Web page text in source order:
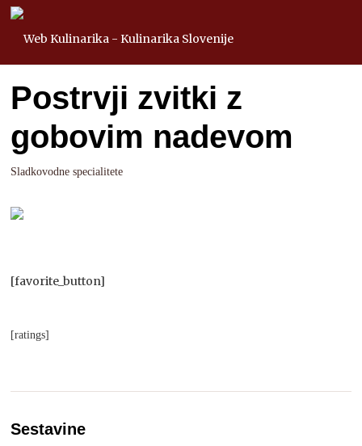
Postrvji zvitki z
gobovim nadevom
Sladkovodne specialitete
[favorite_button]
[ratings]
Sestavine